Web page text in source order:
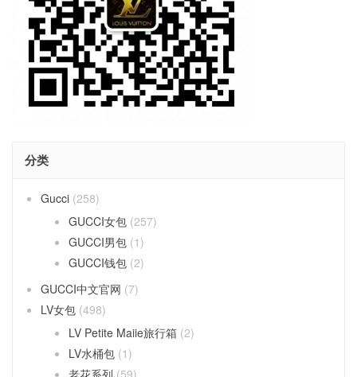
分类
Gucci (258)
GUCCI女包 (257)
GUCCI男包 (1)
GUCCI钱包 (2)
GUCCI中文官网 (7)
LV女包 (498)
LV Petite Maiie旅行箱 (2)
LV水桶包 (1)
老花系列 (59)